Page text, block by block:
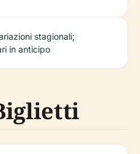
stagionali;
in anticipo